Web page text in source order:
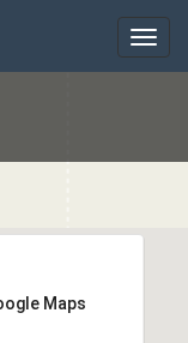
Toggle
Maps
Maps
Toggle